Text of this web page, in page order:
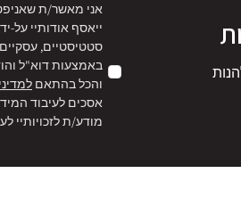
אני מאשר/ת
ייאסף אודותיי על-
סטטיסטיים, עסקיים
באמצעות דוא"ל
והכל בהתאם
אסכים לעיבוד
מודע/ת לזכויותיי